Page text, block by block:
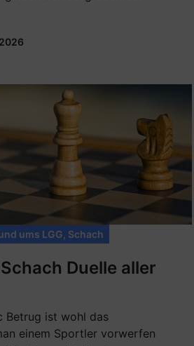
ums LGG Schach
Duelle aller
Betrug ist wohl das
einem Sportler vorwerfen